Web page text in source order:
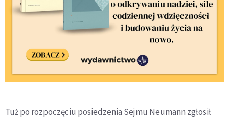
Tuż po rozpoczęciu posiedzenia Sejmu Neumann zgłosił